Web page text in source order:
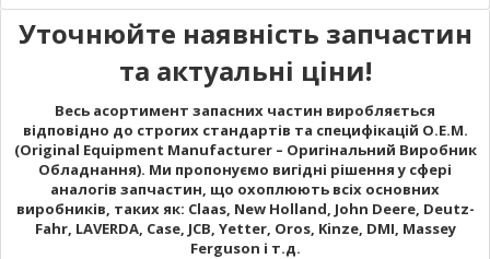
Уточнюйте наявність запчастин
та актуальні ціни!
Весь асортимент запасних частин виробляється
відповідно до строгих стандартів та специфікацій O.E.M.
(Original Equipment Manufacturer – Оригінальний Виробник
Обладнання). Ми пропонуємо вигідні рішення у сфері
аналогів запчастин, що охоплюють всіх основних
виробників, таких як: Claas, New Holland, John Deere, Deutz-
Fahr, LAVERDA, Case, JCB, Yetter, Oros, Kinze, DMI, Massey
Ferguson і т.д.